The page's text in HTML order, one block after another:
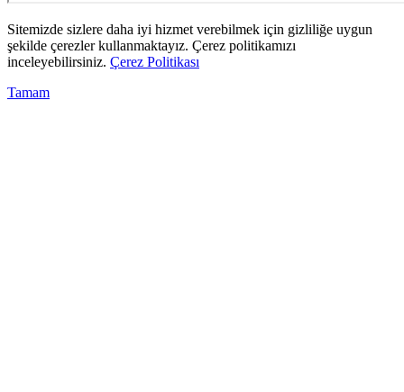
Sitemizde sizlere daha iyi hizmet verebilmek için gizliliğe uygun
şekilde çerezler kullanmaktayız. Çerez politikamızı
inceleyebilirsiniz. Çerez Politikası
Tamam